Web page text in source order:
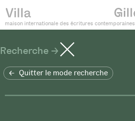
maison internationale des écritures contemporaines
Recherche
Quitter le mode recherche